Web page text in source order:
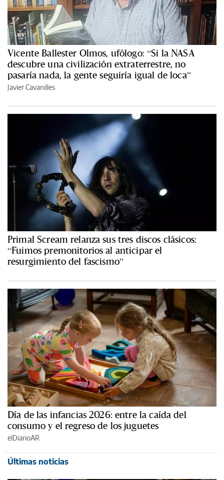
Vicente Ballester Olmos, ufólogo: “Si la NASA
descubre una civilización extraterrestre, no
pasaría nada, la gente seguiría igual de loca”
Javier Cavanilles
Primal Scream relanza sus tres discos clásicos:
“Fuimos premonitorios al anticipar el
resurgimiento del fascismo”
Día de las infancias 2026: entre la caída del
consumo y el regreso de los juguetes
elDiarioAR
Últimas noticias